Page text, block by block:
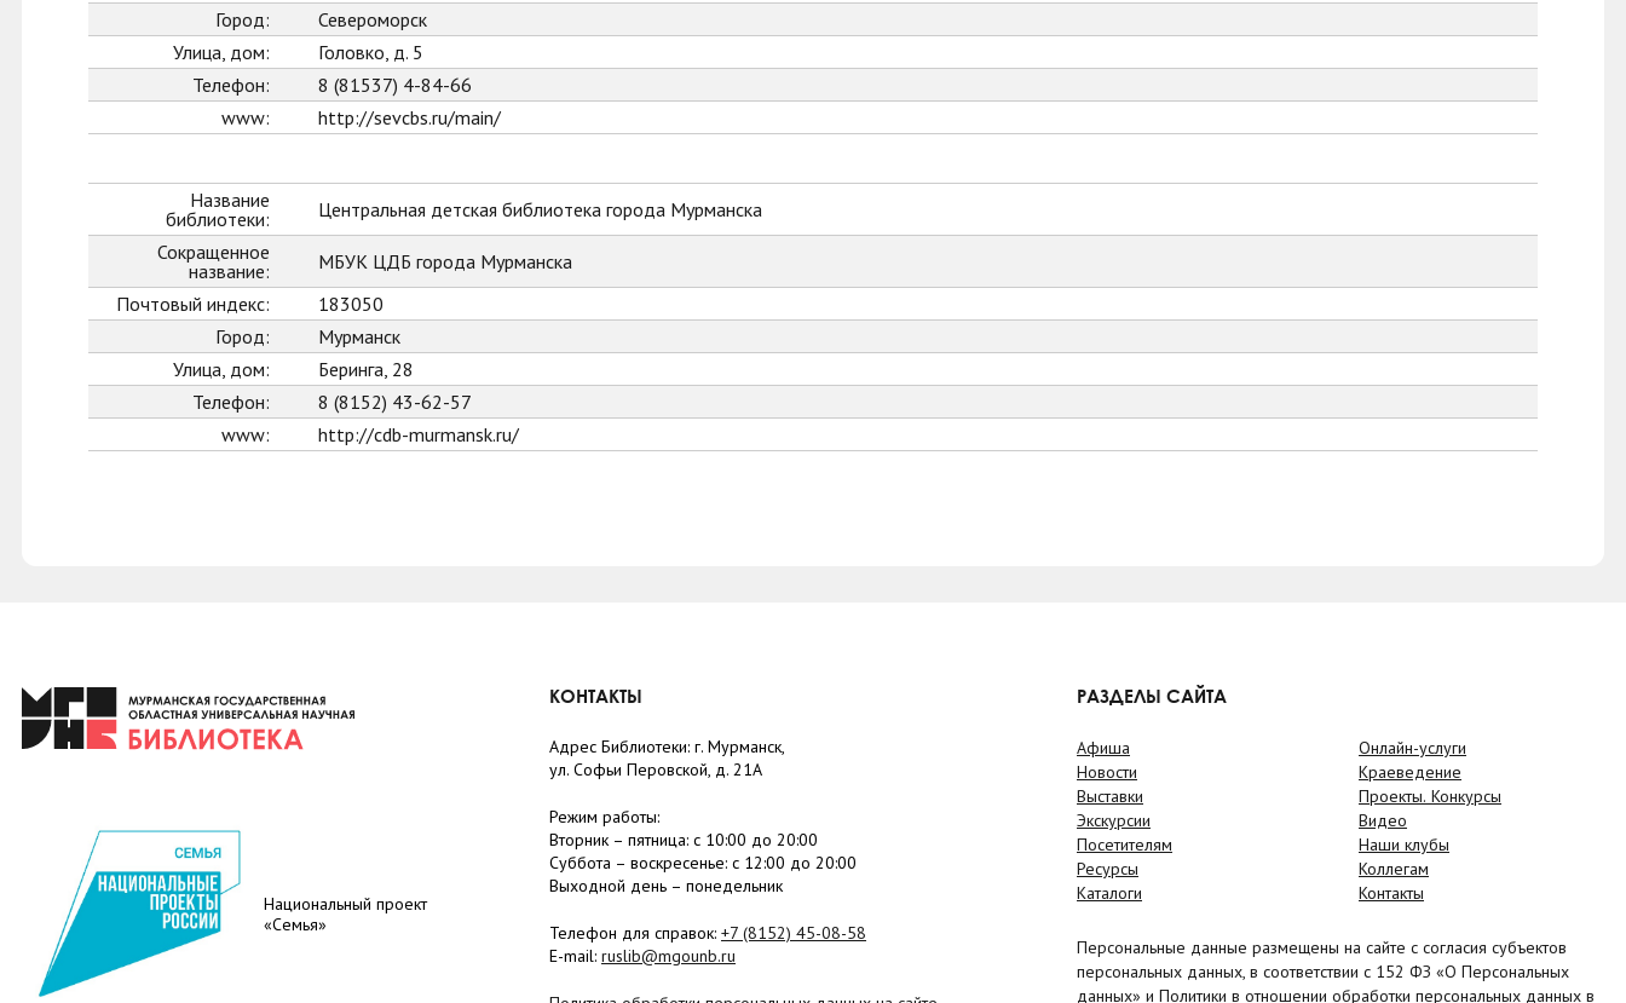
Город:
Североморск
Улица, дом:
Головко, д. 5
Телефон:
8 (81537) 4-84-66
www:
http://sevcbs.ru/main/
Название
библиотеки:
Центральная детская библиотека города Мурманска
Сокращенное
название:
МБУК ЦДБ города Мурманска
Почтовый индекс:
183050
Город:
Мурманск
Улица, дом:
Беринга, 28
Телефон:
8 (8152) 43-62-57
www:
http://cdb-murmansk.ru/
Национальный проект
«Семья»
КОНТАКТЫ
Адрес Библиотеки: г. Мурманск,
ул. Софьи Перовской, д. 21А
Режим работы:
Вторник – пятница: с 10:00 до 20:00
Суббота – воскресенье: c 12:00 до 20:00
Выходной день – понедельник
Телефон для справок: +7 (8152) 45-08-58
E-mail: ruslib@mgounb.ru
РАЗДЕЛЫ САЙТА
Афиша
Новости
Выставки
Экскурсии
Посетителям
Ресурсы
Каталоги
Онлайн-услуги
Краеведение
Проекты. Конкурсы
Видео
Наши клубы
Коллегам
Контакты
Персональные данные размещены на сайте с согласия субъектов
персональных данных, в соответствии с 152 ФЗ «О Персональных
данных» и Политики в отношении обработки персональных данных в